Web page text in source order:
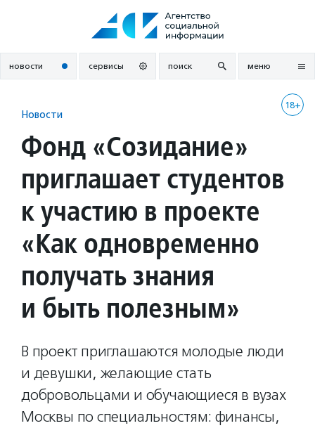
новости сервисы поиск меню
18+
Новости
Фонд «Созидание»
приглашает студентов
к участию в проекте
«Как одновременно
получать знания
и быть полезным»
В проект приглашаются молодые люди
и девушки, желающие стать
добровольцами и обучающиеся в вузах
Москвы по специальностям: финансы,